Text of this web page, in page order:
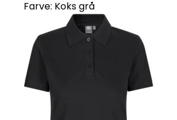
Farve: Koks grå